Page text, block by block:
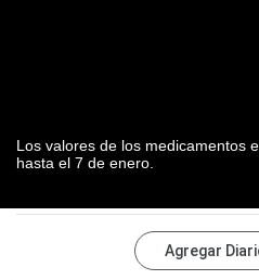
Los valores de los medicamentos
hasta el 7 de enero.
Agregar